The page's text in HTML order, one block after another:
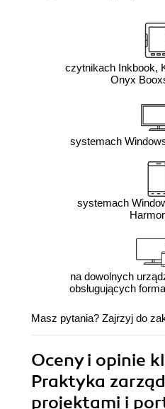
czytnikach Inkbook,
Onyx
systemach
systemach
na dowolnych
obsługujących
Masz pytania? Zajrzyj do
Oceny i opinie
Praktyka
projektami i